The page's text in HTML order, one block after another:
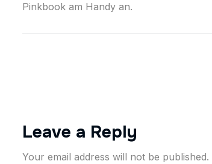
Pinkbook am Handy an.
Leave a Reply
Your email address will not be published.